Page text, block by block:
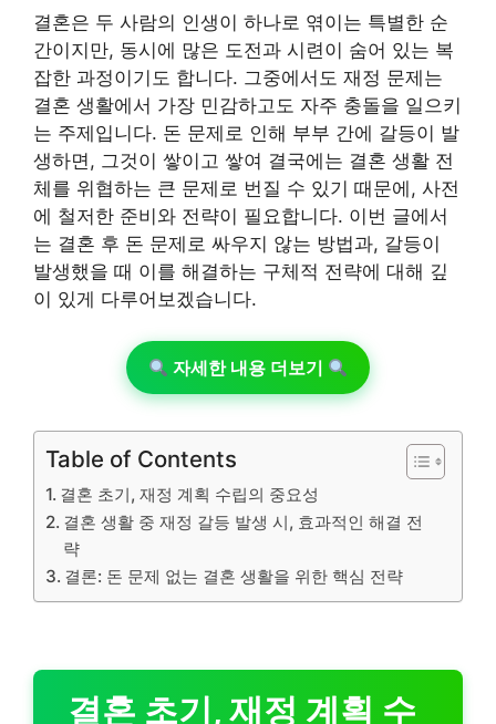
결혼은 두 사람의 인생이 하나로 엮이는 특별한 순
간이지만, 동시에 많은 도전과 시련이 숨어 있는 복
잡한 과정이기도 합니다. 그중에서도 재정 문제는
결혼 생활에서 가장 민감하고도 자주 충돌을 일으키
는 주제입니다. 돈 문제로 인해 부부 간에 갈등이 발
생하면, 그것이 쌓이고 쌓여 결국에는 결혼 생활 전
체를 위협하는 큰 문제로 번질 수 있기 때문에, 사전
에 철저한 준비와 전략이 필요합니다. 이번 글에서
는 결혼 후 돈 문제로 싸우지 않는 방법과, 갈등이
발생했을 때 이를 해결하는 구체적 전략에 대해 깊
이 있게 다루어보겠습니다.
자세한 내용 더보기
Table of Contents
결혼 초기, 재정 계획 수립의 중요성
결혼 생활 중 재정 갈등 발생 시, 효과적인 해결 전
략
결론: 돈 문제 없는 결혼 생활을 위한 핵심 전략
결혼 초기, 재정 계획 수